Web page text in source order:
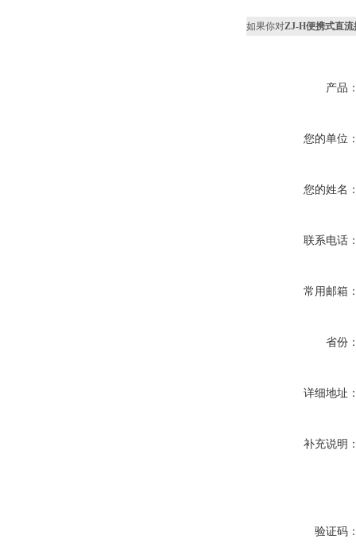
如果你对ZJ-H便携式直
产品
您的单位
您的姓名
联系电话
常用邮箱
省份
详细地址
补充说明
验证码